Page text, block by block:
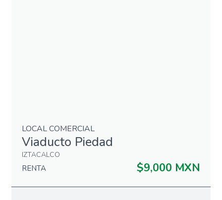
LOCAL COMERCIAL
Viaducto Piedad
IZTACALCO
RENTA $9,000 MXN